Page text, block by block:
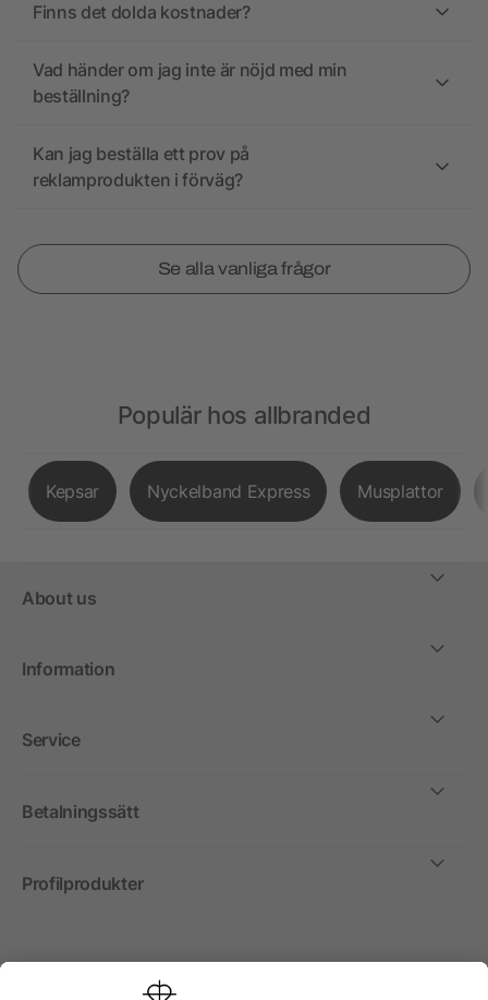
Finns det dolda kostnader?
Vad händer om jag inte är nöjd med min
beställning?
Kan jag beställa ett prov på
reklamprodukten i förväg?
Se alla vanliga frågor
Populär hos allbranded
Kepsar Nyckelband Express Musplattor
About us
Information
Service
Betalningssätt
Profilprodukter
Internationellt